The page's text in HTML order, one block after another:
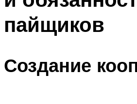
пайщиков
Создание